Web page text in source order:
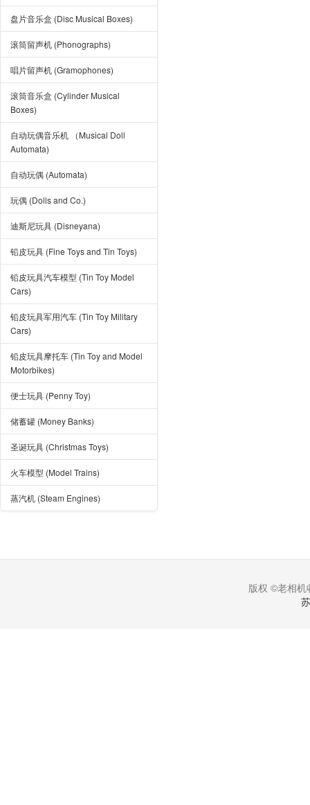
盘片音乐盒 (Disc Musical Boxes)
滚筒留声机 (Phonographs)
唱片留声机 (Gramophones)
滚筒音乐盒 (Cylinder Musical
Boxes)
自动玩偶音乐机 （Musical Doll
Automata)
自动玩偶 (Automata)
玩偶 (Dolls and Co.)
迪斯尼玩具 (Disneyana)
铅皮玩具 (Fine Toys and Tin Toys)
铅皮玩具汽车模型 (Tin Toy Model
Cars)
铅皮玩具军用汽车 (Tin Toy Military
Cars)
铅皮玩具摩托车 (Tin Toy and Model
Motorbikes)
便士玩具 (Penny Toy)
储蓄罐 (Money Banks)
圣诞玩具 (Christmas Toys)
火车模型 (Model Trains)
蒸汽机 (Steam Engines)
版权 ©老相